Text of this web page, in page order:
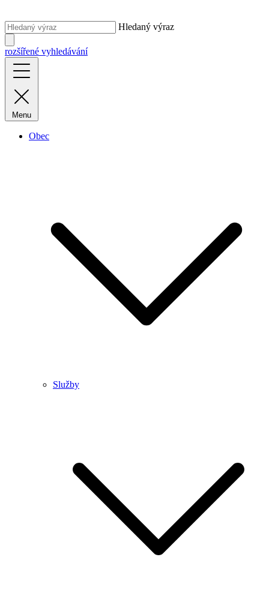
Hledaný výraz
rozšířené vyhledávání
Menu
Obec
Služby